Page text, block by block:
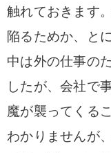
触れておきます
陥るためか、と
中は外の仕事の
したが、会社で
魔が襲ってくる
わかりませんが